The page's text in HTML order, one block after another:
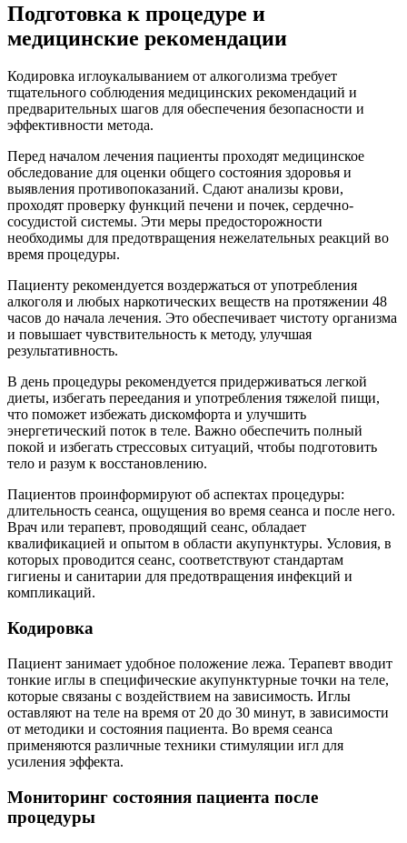
Подготовка к процедуре и
медицинские рекомендации
Кодировка иглоукалыванием от алкоголизма требует
тщательного соблюдения медицинских рекомендаций и
предварительных шагов для обеспечения безопасности и
эффективности метода.
Перед началом лечения пациенты проходят медицинское
обследование для оценки общего состояния здоровья и
выявления противопоказаний. Сдают анализы крови,
проходят проверку функций печени и почек, сердечно-
сосудистой системы. Эти меры предосторожности
необходимы для предотвращения нежелательных реакций во
время процедуры.
Пациенту рекомендуется воздержаться от употребления
алкоголя и любых наркотических веществ на протяжении 48
часов до начала лечения. Это обеспечивает чистоту организма
и повышает чувствительность к методу, улучшая
результативность.
В день процедуры рекомендуется придерживаться легкой
диеты, избегать переедания и употребления тяжелой пищи,
что поможет избежать дискомфорта и улучшить
энергетический поток в теле. Важно обеспечить полный
покой и избегать стрессовых ситуаций, чтобы подготовить
тело и разум к восстановлению.
Пациентов проинформируют об аспектах процедуры:
длительность сеанса, ощущения во время сеанса и после него.
Врач или терапевт, проводящий сеанс, обладает
квалификацией и опытом в области акупунктуры. Условия, в
которых проводится сеанс, соответствуют стандартам
гигиены и санитарии для предотвращения инфекций и
компликаций.
Кодировка
Пациент занимает удобное положение лежа. Терапевт вводит
тонкие иглы в специфические акупунктурные точки на теле,
которые связаны с воздействием на зависимость. Иглы
оставляют на теле на время от 20 до 30 минут, в зависимости
от методики и состояния пациента. Во время сеанса
применяются различные техники стимуляции игл для
усиления эффекта.
Мониторинг состояния пациента после
процедуры